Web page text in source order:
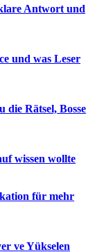
Antwort und
und was Leser
die Rätsel, Bosse
wissen wollte
für mehr
ve Yükselen